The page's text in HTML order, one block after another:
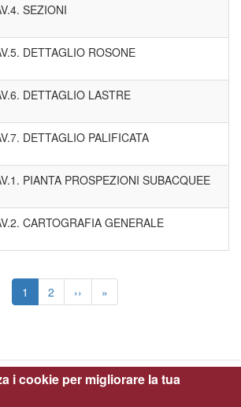
SEZIONI
DETTAGLIO ROSONE
DETTAGLIO LASTRE
DETTAGLIO PALIFICATA
PIANTA PROSPEZIONI SUBACQUEE
CARTOGRAFIA GENERALE
Pagina
attuale
1 Page
2
Pagina
successiva
››
Ultima
pagina
»
Antica © 2019 - All Right Reserved - C.F.
i cookie per migliorare la tua